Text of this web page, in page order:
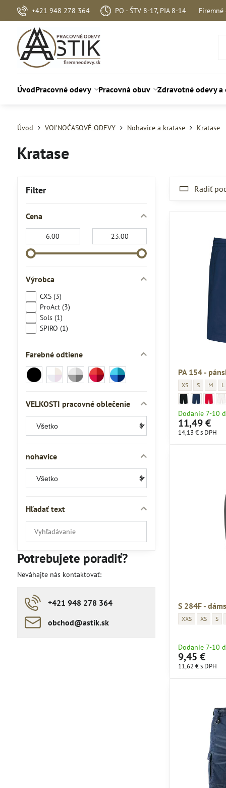
+421 948 278 364 PO - ŠTV 8-17, PIA 8-14 Firemné
ÚvodPracovné odevy Pracovná obuv Zdravotné odevy a
Úvod VOĽNOČASOVÉ ODEVY Nohavice a kratase Kratase
Kratase
Radiť
PA 154 -
PA 154 - pánske
XS PA 154 -
S PA
M L
PA 154 - pánske
pa-154_black
PA 154 -
pa-154_navy
PA 154
pa-
Dodanie 7-10
11,49 €
14,13 €s DPH
S 284F -
S 284F - dámske
XXS S 284F -
XS S
S
Dodanie 7-10
9,45 €
11,62 €s DPH
Filter
Cena
Výrobca
CXS (3)
ProAct (3)
Sols (1)
SPIRO (1)
Farebné odtiene
Čierna
(8)
Odtiene
bielej
Odtiene
sivej
Odtiene
červenej
Odtiene
modrej
VELKOSTI pracovné oblečenie
nohavice
Hľadať text
Prehľadať
výsledky
fulltextom
Potrebujete poradiť?
Neváhajte nás kontaktovať:
+421 948 278 364
obchod​​@astik​​.sk